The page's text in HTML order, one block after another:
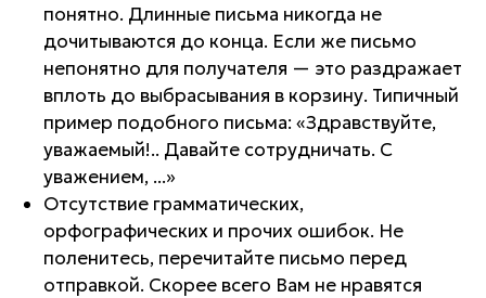
понятно. Длинные письма никогда не
дочитываются до конца. Если же письмо
непонятно для получателя — это раздражает
вплоть до выбрасывания в корзину. Типичный
пример подобного письма: «Здравствуйте,
уважаемый!.. Давайте сотрудничать. С
уважением, ...»
Отсутствие грамматических,
орфографических и прочих ошибок. Не
поленитесь, перечитайте письмо перед
отправкой. Скорее всего Вам не нравятся